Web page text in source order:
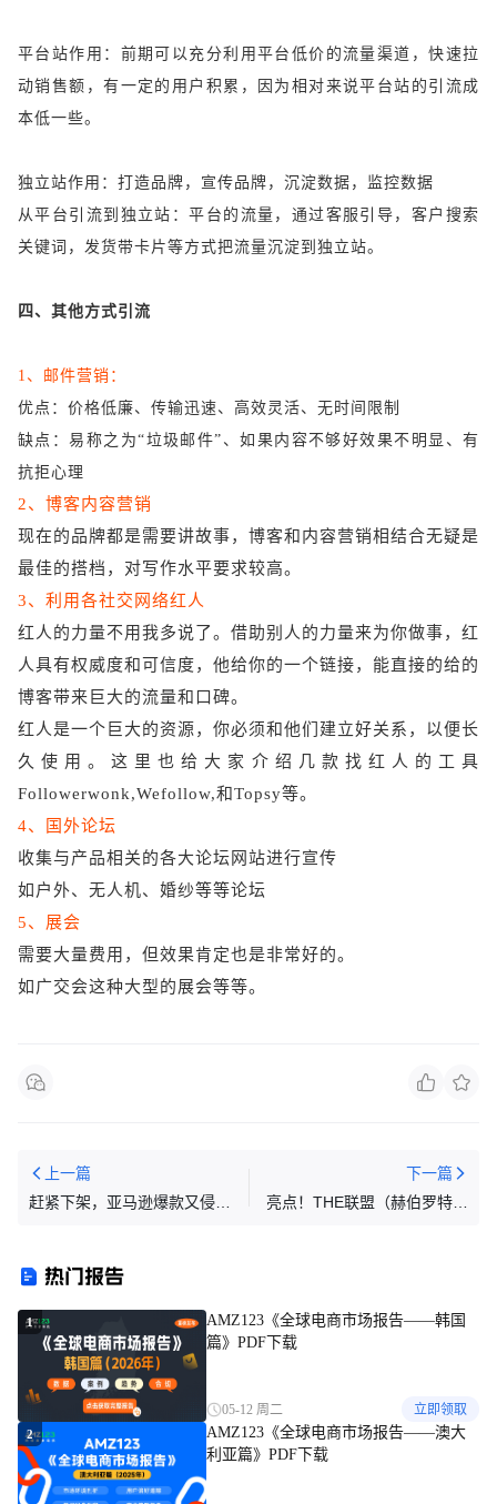
平台站作用：前期可以充分利用平台低价的流量渠道，快速拉
动销售额，有一定的用户积累，因为相对来说平台站的引流成
本低一些。
独立站作用：打造品牌，宣传品牌，沉淀数据，监控数据
从平台引流到独立站：平台的流量，通过客服引导，客户搜索
关键词，发货带卡片等方式把流量沉淀到独立站。
四、其他方式引流
1、邮件营销：
优点：价格低廉、传输迅速、高效灵活、无时间限制
缺点：易称之为“垃圾邮件”、如果内容不够好效果不明显、有
抗拒心理
2、博客内容营销
现在的品牌都是需要讲故事，博客和内容营销相结合无疑是
最佳的搭档，对写作水平要求较高。
3、利用各社交网络红人
红人的力量不用我多说了。借助别人的力量来为你做事，红
人具有权威度和可信度，他给你的一个链接，能直接的给的
博客带来巨大的流量和口碑。
红人是一个巨大的资源，你必须和他们建立好关系，以便长
久使用。这里也给大家介绍几款找红人的工具
Followerwonk,Wefollow,和Topsy等。
4、国外论坛
收集与产品相关的各大论坛网站进行宣传
如户外、无人机、婚纱等等论坛
5、展会
需要大量费用，但效果肯定也是非常好的。
如广交会这种大型的展会等等。
上一篇
赶紧下架，亚马逊爆款又侵权
下一篇
亮点！THE联盟（赫伯罗特、
热门报告
1
AMZ123《全球电商市场报告——韩国
篇》PDF下载
05-12 周二 立即领取
2
AMZ123《全球电商市场报告——澳大
利亚篇》PDF下载